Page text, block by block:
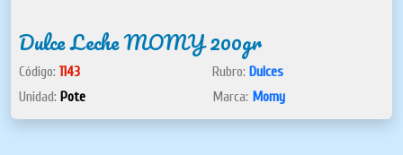
Dulce Leche MOMY 200gr
Código: 1143
Unidad: Pote
Rubro: Dulces
Marca: Momy